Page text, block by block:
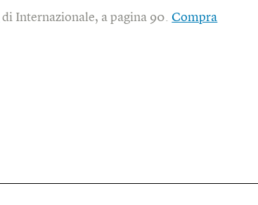
di Internazionale, a pagina 90.Compra